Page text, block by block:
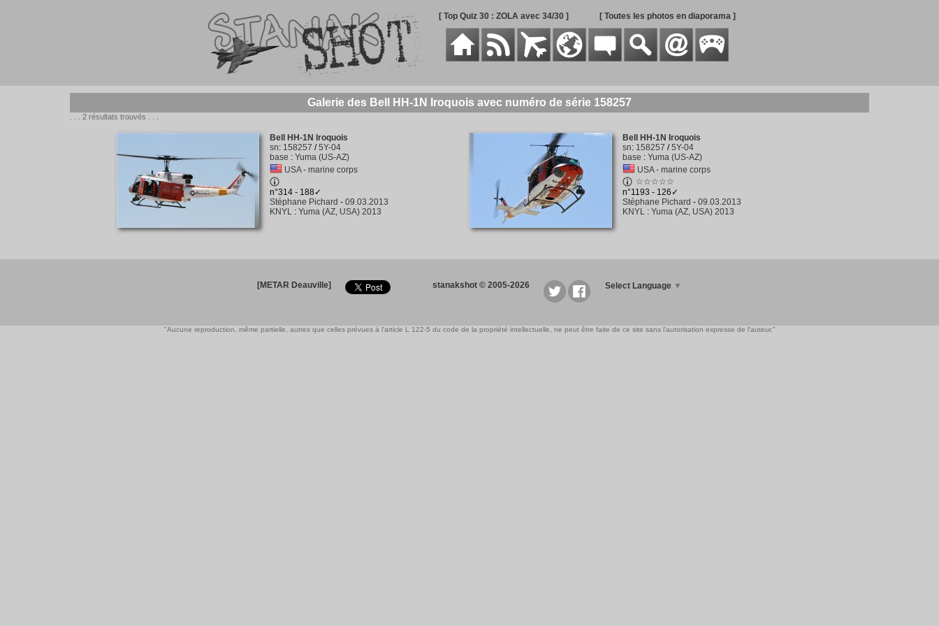
[ Top Quiz 30 : ZOLA avec 34/30 ] [ Toutes les photos en diaporama ]
Galerie des Bell HH-1N Iroquois avec numéro de série 158257
. . . 2 résultats trouvés . . .
Bell HH-1N Iroquois
sn: 158257 /5Y-04
base : Yuma (US-AZ)
USA - marine corps
n°314 - 188✓
Stéphane Pichard - 09.03.2013
KNYL : Yuma (AZ, USA) 2013
Bell HH-1N Iroquois
sn: 158257 /5Y-04
base : Yuma (US-AZ)
USA - marine corps
☆☆☆☆☆
n°1193 - 126✓
Stéphane Pichard - 09.03.2013
KNYL : Yuma (AZ, USA) 2013
[METAR Deauville] stanakshot © 2005-2026 Select Language ▼
"Aucune reproduction, même partielle, autres que celles prévues à l'article L 122-5 du code de la propriété intellectuelle, ne peut être faite de ce site sans l'autorisation expresse de l'auteur."